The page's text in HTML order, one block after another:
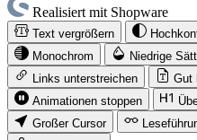
Realisiert mit Shopware
Text vergrößern
Monochrom
Niedrige
Links unterstreichen
Gut
Animationen stoppen
Großer Cursor